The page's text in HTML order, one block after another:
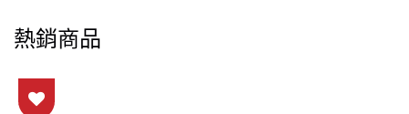
熱銷商品